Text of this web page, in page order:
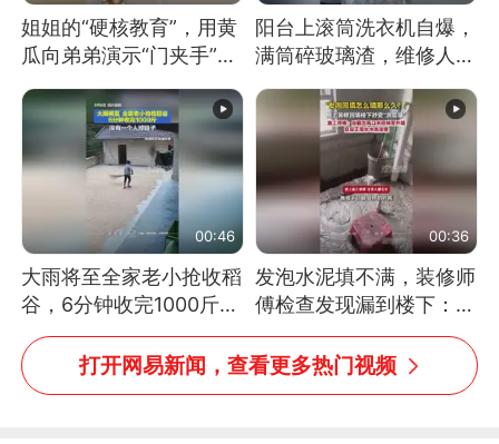
姐姐的“硬核教育”，用黄
瓜向弟弟演示“门夹手”，
教！
阳台上滚筒洗衣机自爆，
满筒碎玻璃渣，维修人员
洗衣机自爆
00:46
大雨将至全家老小抢收稻
谷，6分钟收完1000斤，
没有一个人掉链子
00:36
发泡水泥填不满，装修师
傅检查发现漏到楼下：出
风口未延伸到外墙
打开网易新闻，查看更多热门视频